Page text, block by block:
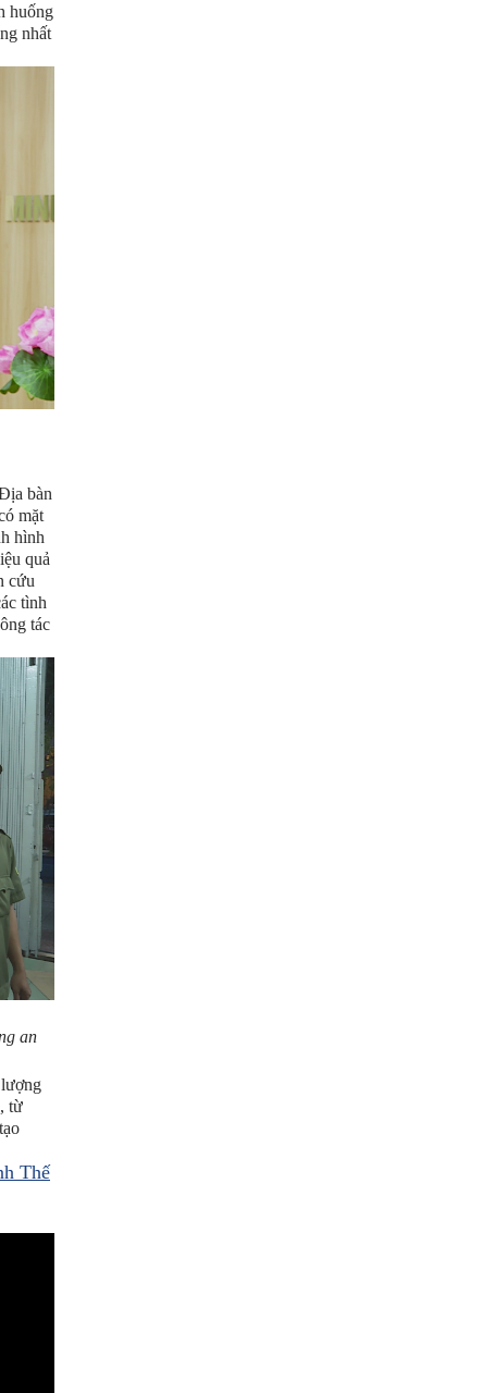
huống
nhất
bàn
mặt
hình
quả
cứu
tình
tác
an
từ
Thế